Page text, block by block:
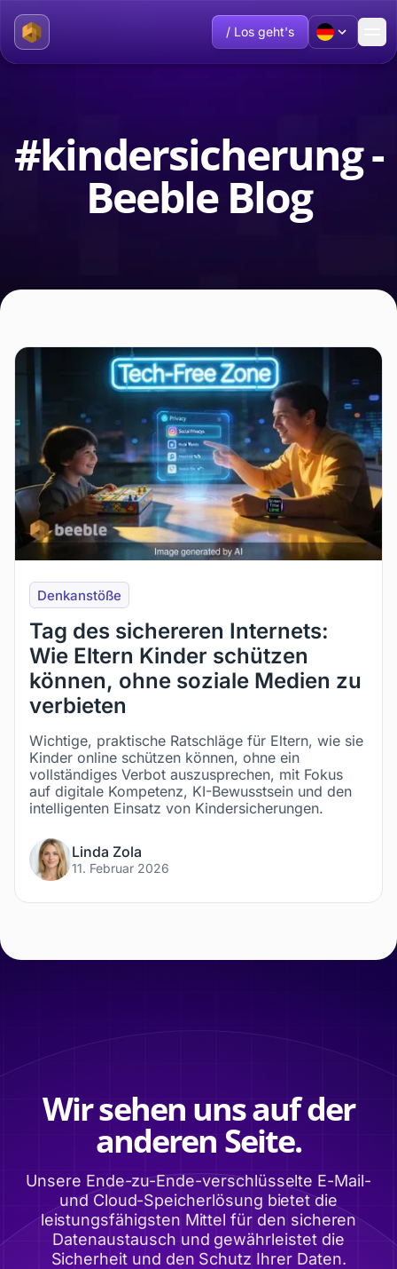
/ Los geht's
#kindersicherung -
Beeble Blog
Denkanstöße
Tag des sichereren Internets:
Wie Eltern Kinder schützen
können, ohne soziale Medien zu
verbieten
Wichtige, praktische Ratschläge für Eltern, wie sie
Kinder online schützen können, ohne ein
vollständiges Verbot auszusprechen, mit Fokus
auf digitale Kompetenz, KI-Bewusstsein und den
intelligenten Einsatz von Kindersicherungen.
Linda Zola
11. Februar 2026
Wir sehen uns auf der
anderen Seite.
Unsere Ende-zu-Ende-verschlüsselte E-Mail-
und Cloud-Speicherlösung bietet die
leistungsfähigsten Mittel für den sicheren
Datenaustausch und gewährleistet die
Sicherheit und den Schutz Ihrer Daten.